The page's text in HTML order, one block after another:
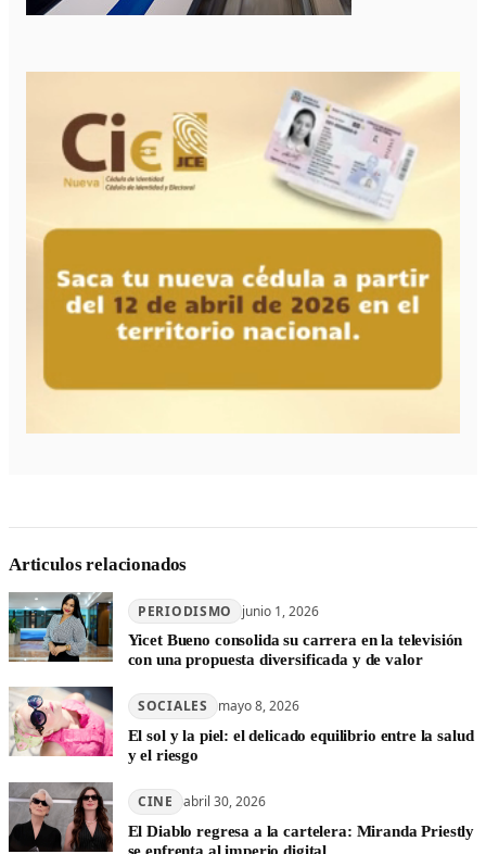
Articulos relacionados
PERIODISMO junio 1, 2026
Yicet Bueno consolida su carrera en la televisión
con una propuesta diversificada y de valor
SOCIALES mayo 8, 2026
El sol y la piel: el delicado equilibrio entre la salud
y el riesgo
CINE abril 30, 2026
El Diablo regresa a la cartelera: Miranda Priestly
se enfrenta al imperio digital